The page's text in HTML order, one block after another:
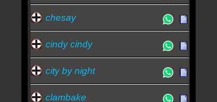
chesay
cindy cindy
city by night
clambake